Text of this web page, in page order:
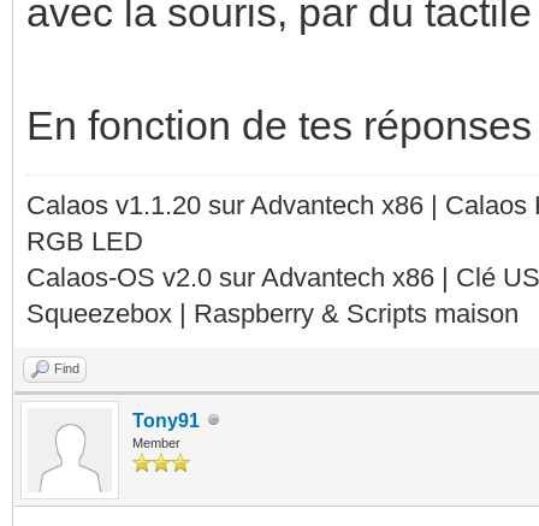
avec la souris, par du
En fonction de tes
Calaos v1.1.20 sur Advantech x86 |
RGB LED
Calaos-OS v2.0 sur Advantech x86 | Clé
Squeezebox | Raspberry & Scripts maison
Find
Tony91
Member